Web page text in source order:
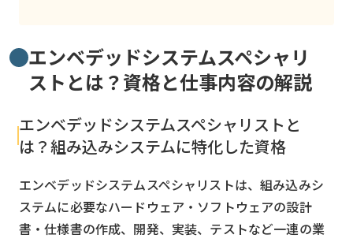
エンベデッドシステムスペシャリ
ストとは？資格と仕事内容の解説
エンベデッドシステムスペシャリストと
は？組み込みシステムに特化した資格
エンベデッドシステムスペシャリストは、組み込みシ
ステムに必要なハードウェア・ソフトウェアの設計
書・仕様書の作成、開発、実装、テストなど一連の業